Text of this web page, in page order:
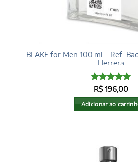
BLAKE for Men 100 ml – Ref.
Herrera
Avaliação5
de 5
R$196,00
Adicionar ao